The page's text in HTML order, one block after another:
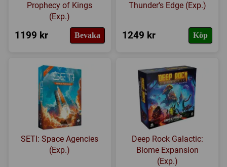
Expansioner
I lager
Prophecy of Kings
(Exp.)
1199 kr Bevaka
Thunder's Edge (Exp.)
1249 kr Köp
SETI: Space Agencies
(Exp.)
Deep Rock Galactic:
Biome Expansion
(Exp.)